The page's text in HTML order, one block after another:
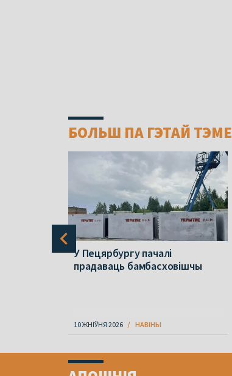
БОЛЬШ ПА ГЭТАЙ ТЭМЕ
У Пецярбургу пачалі
прадаваць бамбасховішчы
10 ЖНІЎНЯ 2026 НАВІНЫ